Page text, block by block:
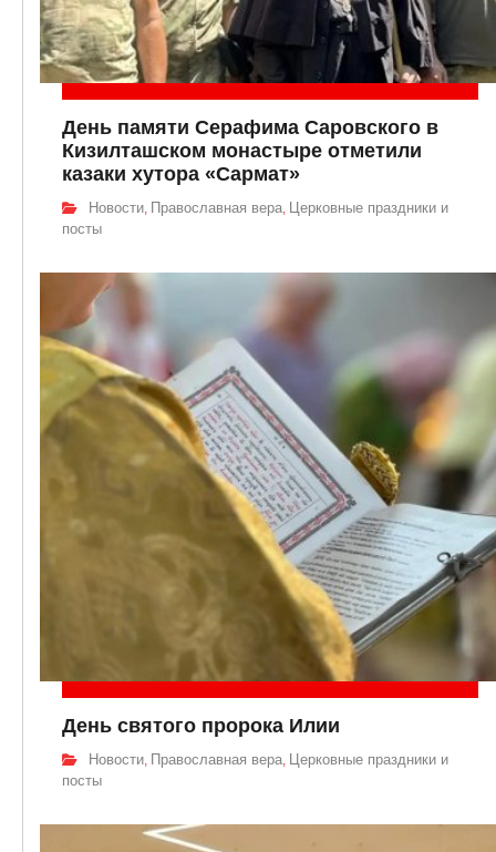
День памяти Серафима Саровского в
Кизилташском монастыре отметили
казаки хутора «Сармат»
Новости Православная вера Церковные праздники и
посты
День святого пророка Илии
Новости, Православная вера, Церковные праздники и
посты